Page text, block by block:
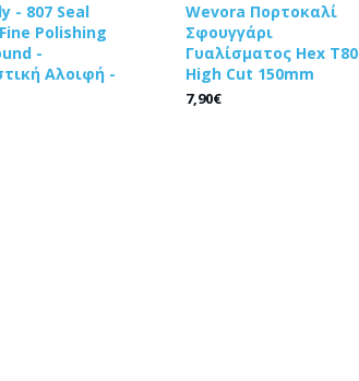
- 807 Seal
Polishing
-
Αλοιφή -
Wevora Πορτοκαλί
Σφουγγάρι
Γυαλίσματος Hex T80
High Cut 150mm
7,90€